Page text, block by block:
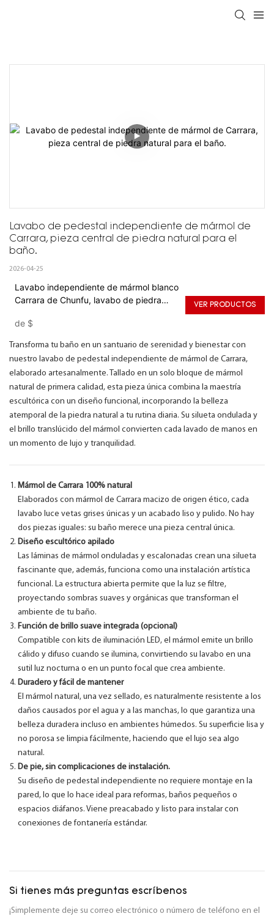
Lavabo de pedestal independiente de mármol de
Carrara, pieza central de piedra natural para el
baño.
2026-04-25
Lavabo independiente de mármol blanco
Carrara de Chunfu, lavabo de piedra
de $
VER PRODUCTOS
Transforma tu baño en un santuario de serenidad y bienestar con
nuestro lavabo de pedestal independiente de mármol de Carrara,
elaborado artesanalmente. Tallado en un solo bloque de mármol
natural de primera calidad, esta pieza única combina la maestría
escultórica con un diseño funcional, incorporando la belleza
atemporal de la piedra natural a tu rutina diaria. Su silueta ondulada y
el brillo translúcido del mármol convierten cada lavado de manos en
un momento de lujo y tranquilidad.
Mármol de Carrara 100% natural
Elaborados con mármol de Carrara macizo de origen ético, cada
lavabo luce vetas grises únicas y un acabado liso y pulido. No hay
dos piezas iguales: su baño merece una pieza central única.
Diseño escultórico apilado
Las láminas de mármol onduladas y escalonadas crean una silueta
fascinante que, además, funciona como una instalación artística
funcional. La estructura abierta permite que la luz se filtre,
proyectando sombras suaves y orgánicas que transforman el
ambiente de tu baño.
Función de brillo suave integrada (opcional)
Compatible con kits de iluminación LED, el mármol emite un brillo
cálido y difuso cuando se ilumina, convirtiendo su lavabo en una
sutil luz nocturna o en un punto focal que crea ambiente.
Duradero y fácil de mantener
El mármol natural, una vez sellado, es naturalmente resistente a los
daños causados ​​por el agua y a las manchas, lo que garantiza una
belleza duradera incluso en ambientes húmedos. Su superficie lisa y
no porosa se limpia fácilmente, haciendo que el lujo sea algo
natural.
De pie, sin complicaciones de instalación.
Su diseño de pedestal independiente no requiere montaje en la
pared, lo que lo hace ideal para reformas, baños pequeños o
espacios diáfanos. Viene preacabado y listo para instalar con
conexiones de fontanería estándar.
Si tienes más preguntas escríbenos
¡Simplemente deje su correo electrónico o número de teléfono en el